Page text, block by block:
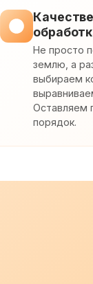
Не просто
землю, а
выбираем
Оставляем
порядок.